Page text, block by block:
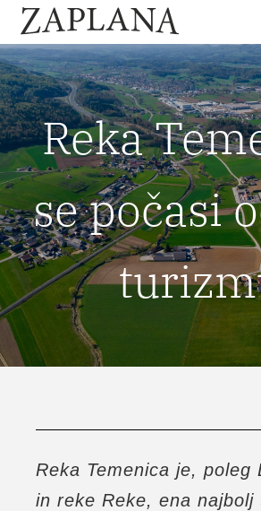
Reka
se počasi
Reka Temenica je, poleg
in reke Reke, ena najbolj